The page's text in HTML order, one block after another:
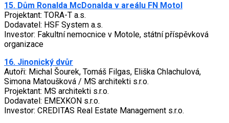
15. Dům Ronalda McDonalda v areálu FN Motol
Projektant: TORA-T a.s.
Dodavatel: HSF System a.s.
Investor: Fakultní nemocnice v Motole, státní příspěvková
organizace
16. Jinonický dvůr
Autoři: Michal Šourek, Tomáš Filgas, Eliška Chlachulová,
Simona Matoušková / MS architekti s.r.o.
Projektant: MS architekti s.r.o.
Dodavatel: EMEXKON s.r.o.
Investor: CREDITAS Real Estate Management s.r.o.